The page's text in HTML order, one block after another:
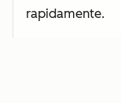
rapidamente.